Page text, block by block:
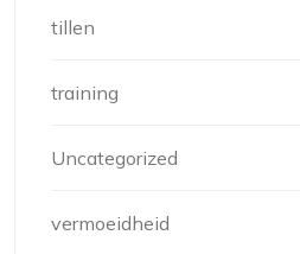
tillen
training
Uncategorized
vermoeidheid